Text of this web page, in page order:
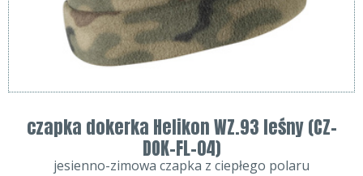
czapka dokerka Helikon WZ.93 leśny (CZ-
DOK-FL-04)
jesienno-zimowa czapka z ciepłego polaru